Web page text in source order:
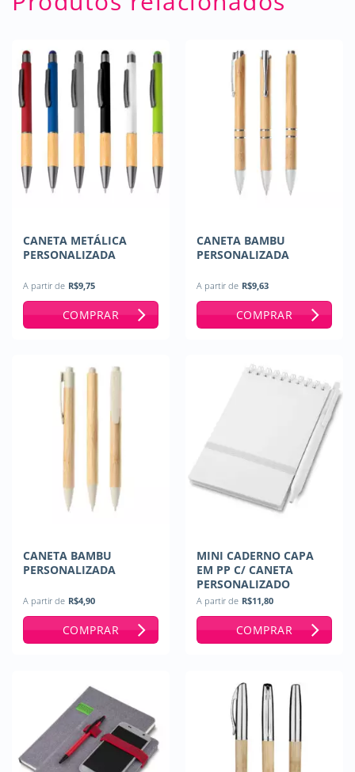
CANETA METÁLICA
PERSONALIZADA
A partir de R$9,75
COMPRAR
CANETA BAMBU
PERSONALIZADA
A partir de R$9,63
COMPRAR
CANETA BAMBU
PERSONALIZADA
A partir de R$4,90
COMPRAR
MINI CADERNO CAPA
EM PP C/ CANETA
PERSONALIZADO
A partir de R$11,80
COMPRAR